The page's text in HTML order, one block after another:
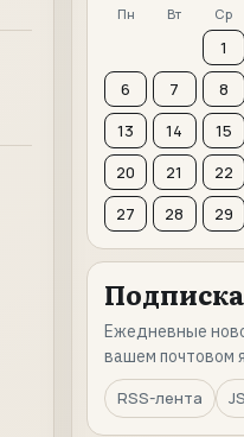
Пн Вт Ср
1
6
7 8
13
14 15
20
21 22
27
28 29
Подписка
Ежедневные
вашем почтовом
RSS-лента